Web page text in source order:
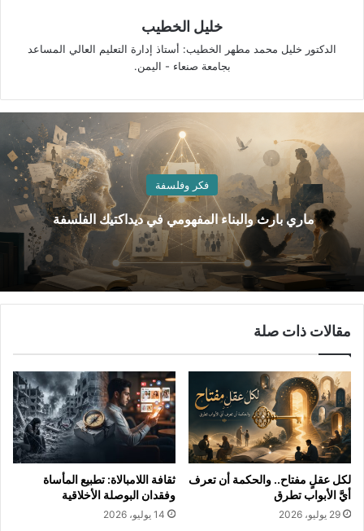
خليل الخطيب
الدكتور خليل محمد مطهر الخطيب: أستاذ إدارة التعليم العالي المساعد
بجامعة صنعاء - اليمن.
فكر وفلسفة
ماري بارث والبناء المفهومي في ديداكتيك الفلسفة
مقالات ذات صلة
لكل عقلٍ مفتاح.. والحكمة أن تعرف
أيَّ الأبواب تطرق
29 يوليو، 2026
ثقافة اللامبالاة: تطبيع المأساة
وفقدان البوصلة الأخلاقية
14 يوليو، 2026